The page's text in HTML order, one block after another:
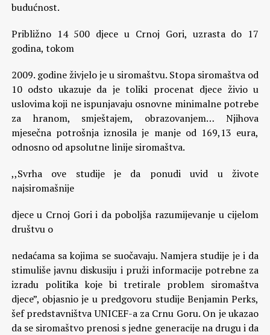
budućnost.
Približno 14 500 djece u Crnoj Gori, uzrasta do 17
godina, tokom
2009. godine živjelo je u siromaštvu. Stopa siromaštva od
10 odsto ukazuje da je toliki procenat djece živio u
uslovima koji ne ispunjavaju osnovne minimalne potrebe
za hranom, smještajem, obrazovanjem… Njihova
mjesečna potrošnja iznosila je manje od 169,13 eura,
odnosno od apsolutne linije siromaštva.
,,Svrha ove studije je da ponudi uvid u živote
najsiromašnije
djece u Crnoj Gori i da poboljša razumijevanje u cijelom
društvu o
nedaćama sa kojima se suočavaju. Namjera studije je i da
stimuliše javnu diskusiju i pruži informacije potrebne za
izradu politika koje bi tretirale problem siromaštva
djece”, objasnio je u predgovoru studije Benjamin Perks,
šef predstavništva UNICEF-a za Crnu Goru. On je ukazao
da se siromaštvo prenosi s jedne generacije na drugu i da